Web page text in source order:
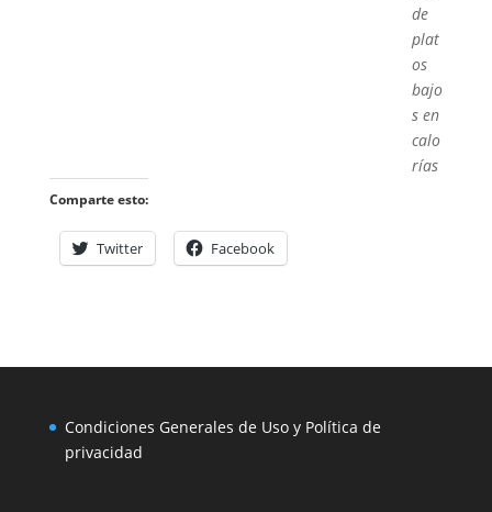
de
plat
os
bajo
s en
calo
rías
Comparte esto:
Twitter Facebook
Condiciones Generales de Uso y Política de
privacidad